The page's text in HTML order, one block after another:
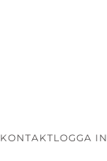
KONTAKTLOGGA IN